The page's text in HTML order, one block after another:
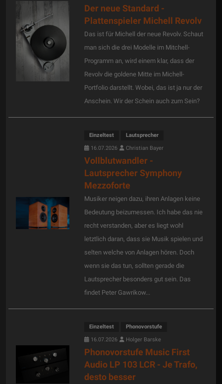
Der neue Standard -
Plattenspieler Michell Revolv
Das ist für Michell der neue Revolv. Schaut
man sich die drei Modelle im Mitchell-
Programm an, wird einem klar, dass der
Revolv die goldene Mitte im Michell-
Portfolio darstellt. Wobei, das ist ja nur der
Anschein. Wir der Schein auch zum Sein?
Einzeltest
Lautsprecher
16.07.2026
Christian Bayer
Vollblutwandler -
Lautsprecher Symphony
Mezzoforte
Musiker neigen dazu, ihren Anlagen keine
Bedeutung beizumessen. Ich habe das nie
recht verstanden, aber es liegt wohl
letztlich daran, dass sie Musik spielen und
selten welche von Anlagen hören. Doch
wenn sie das tun, sollten gerade die
Lautsprecher besonders gut sein. Das
findet Peter Gawrikow...
Einzeltest
Phonovorstufe
16.07.2026
Holger Barske
Phonovorstufe Music First
Audio LP 103 LCR - Je Trafo,
desto besser